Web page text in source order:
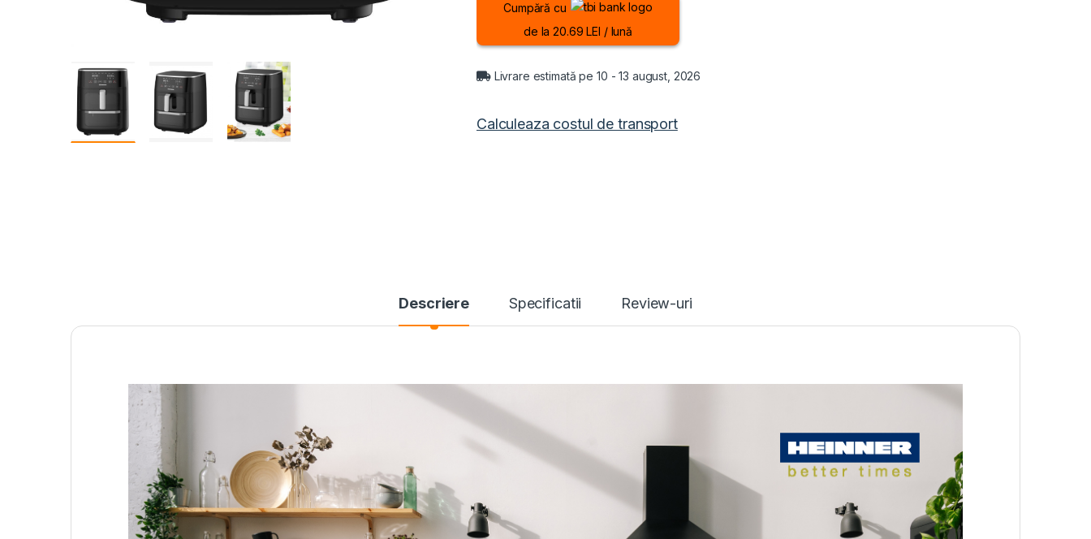
Cumpără cu
de la 20.69 LEI / lună
Livrare estimată pe 10 - 13 august, 2026
Calculeaza costul de transport
Descriere Specificatii Review-uri